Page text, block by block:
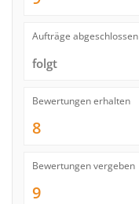
Aufträge abgeschlossen
folgt
Bewertungen erhalten
8
Bewertungen vergeben
9